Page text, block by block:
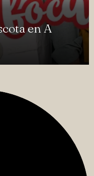
en A